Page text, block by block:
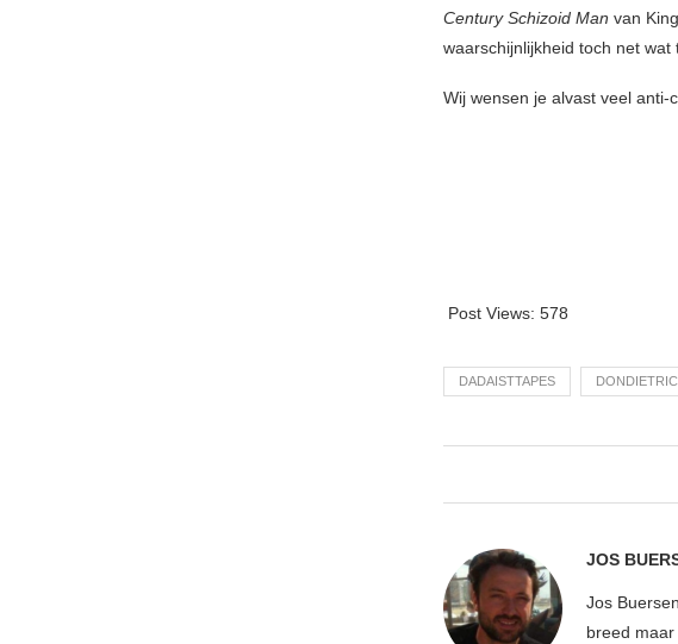
Century Schizoid Man van
waarschijnlijkheid toch net
Wij wensen je alvast veel anti-
Post Views: 578
DADAISTTAPES
JOS
Jos
breed